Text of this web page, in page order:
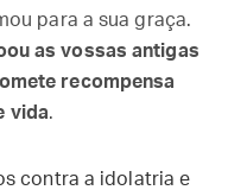
para a sua graça.
as vossas antigas
recompensa
vida.
contra a idolatria e